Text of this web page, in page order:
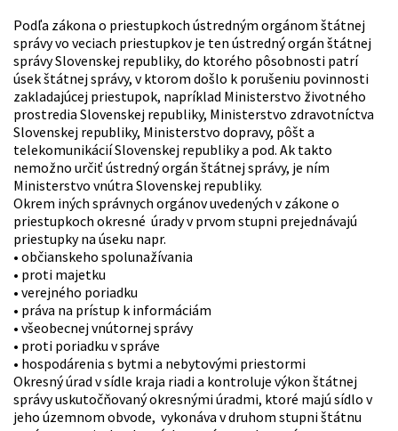
Podľa zákona o priestupkoch ústredným orgánom štátnej
správy vo veciach priestupkov je ten ústredný orgán štátnej
správy Slovenskej republiky, do ktorého pôsobnosti patrí
úsek štátnej správy, v ktorom došlo k porušeniu povinnosti
zakladajúcej priestupok, napríklad Ministerstvo životného
prostredia Slovenskej republiky, Ministerstvo zdravotníctva
Slovenskej republiky, Ministerstvo dopravy, pôšt a
telekomunikácií Slovenskej republiky a pod. Ak takto
nemožno určiť ústredný orgán štátnej správy, je ním
Ministerstvo vnútra Slovenskej republiky.
Okrem iných správnych orgánov uvedených v zákone o
priestupkoch okresné úrady v prvom stupni prejednávajú
priestupky na úseku napr.
• občianskeho spolunažívania
• proti majetku
• verejného poriadku
• práva na prístup k informáciám
• všeobecnej vnútornej správy
• proti poriadku v správe
• hospodárenia s bytmi a nebytovými priestormi
Okresný úrad v sídle kraja riadi a kontroluje výkon štátnej
správy uskutočňovaný okresnými úradmi, ktoré majú sídlo v
jeho územnom obvode, vykonáva v druhom stupni štátnu